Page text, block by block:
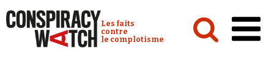
Conspiracy Watch :
Les faits
contre
le complotisme